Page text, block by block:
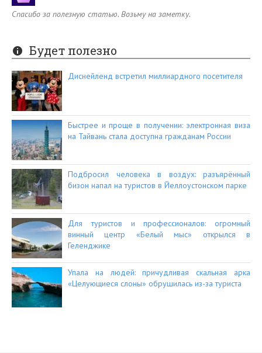
Спасибо за полезную статью. Возьму на заметку.
Будет полезно
Диснейленд встретил миллиардного посетителя
Быстрее и проще в получении: электронная виза
на Тайвань стала доступна гражданам России
Подбросил человека в воздух: разъярённый
бизон напал на туристов в Йеллоустонском парке
Для туристов и профессионалов: огромный
винный центр «Белый мыс» открылся в
Геленджике
Упала на людей: причудливая скальная арка
«Целующиеся слоны» обрушилась из-за туриста